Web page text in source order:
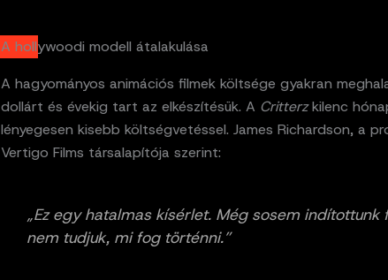
A hollywoodi modell átalakulása
A hagyományos animációs filmek költsége gyakran
dollárt és évekig tart az elkészítésük. A Critterzkilenc
lényegesen kisebb költségvetéssel. James Richardson, a
Vertigo Films társalapítója szerint:
„Ez egy hatalmas kísérlet. Még sosem indítottunk
nem tudjuk, mi fog történni.”